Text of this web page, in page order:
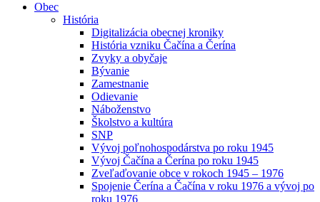
Obec
História
Digitalizácia obecnej kroniky
História vzniku Čačína a Čerína
Zvyky a obyčaje
Bývanie
Zamestnanie
Odievanie
Náboženstvo
Školstvo a kultúra
SNP
Vývoj poľnohospodárstva po roku 1945
Vývoj Čačína a Čerína po roku 1945
Zveľaďovanie obce v rokoch 1945 – 1976
Spojenie Čerína a Čačína v roku 1976 a vývoj po
roku 1976